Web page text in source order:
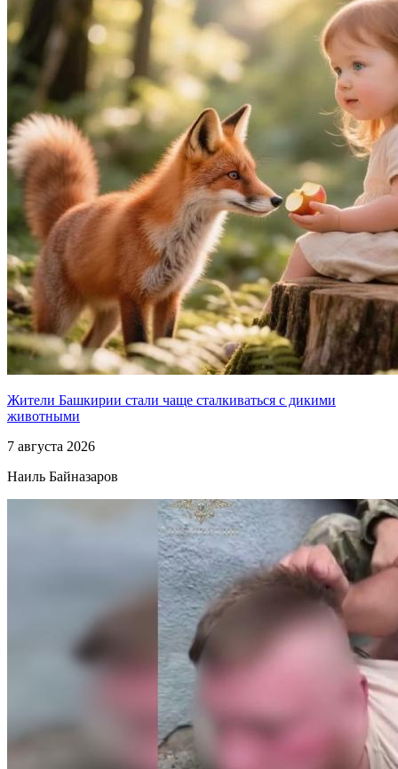
Жители Башкирии стали чаще сталкиваться с дикими
животными
7 августа 2026
Наиль Байназаров